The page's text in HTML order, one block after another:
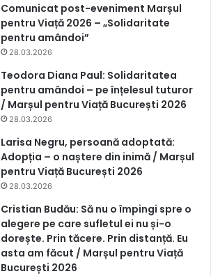
Comunicat post-eveniment Marșul
pentru Viață 2026 – „Solidaritate
pentru amândoi”
28.03.2026
Teodora Diana Paul: Solidaritatea
pentru amândoi – pe înțelesul tuturor
/ Marșul pentru Viață București 2026
28.03.2026
Larisa Negru, persoană adoptată:
Adopția – o naștere din inimă / Marșul
pentru Viață București 2026
28.03.2026
Cristian Budău: Să nu o împingi spre o
alegere pe care sufletul ei nu și-o
dorește. Prin tăcere. Prin distanță. Eu
asta am făcut / Marșul pentru Viață
București 2026